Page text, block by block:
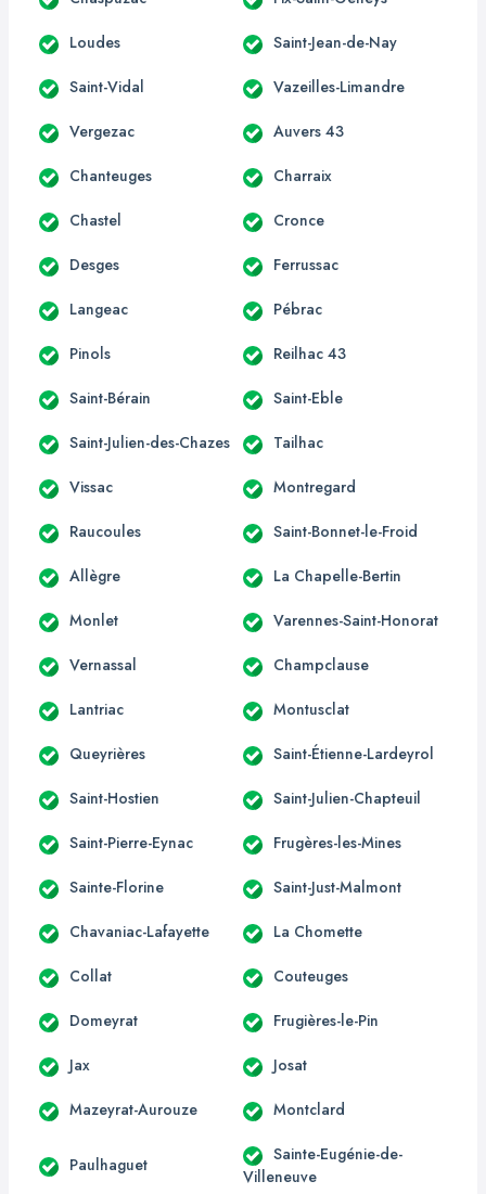
Loudes Saint-Jean-de-Nay
Saint-Vidal Vazeilles-Limandre
Vergezac Auvers 43
Chanteuges Charraix
Chastel Cronce
Desges Ferrussac
Langeac Pébrac
Pinols Reilhac 43
Saint-Bérain Saint-Eble
Saint-Julien-des-Chazes Tailhac
Vissac Montregard
Raucoules Saint-Bonnet-le-Froid
Allègre La Chapelle-Bertin
Monlet Varennes-Saint-Honorat
Vernassal Champclause
Lantriac Montusclat
Queyrières Saint-Étienne-Lardeyrol
Saint-Hostien Saint-Julien-Chapteuil
Saint-Pierre-Eynac Frugères-les-Mines
Sainte-Florine Saint-Just-Malmont
Chavaniac-Lafayette La Chomette
Collat Couteuges
Domeyrat Frugières-le-Pin
Jax Josat
Mazeyrat-Aurouze Montclard
Paulhaguet
Sainte-Eugénie-de-
Villeneuve